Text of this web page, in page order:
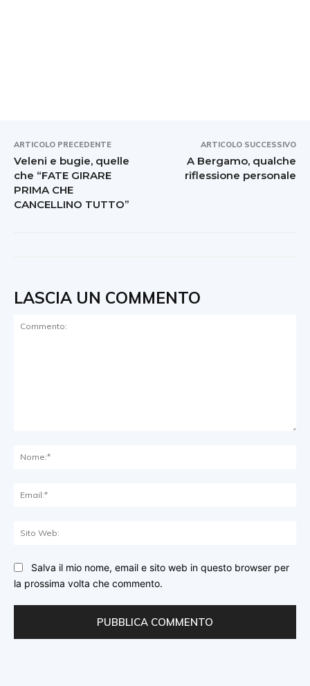
ARTICOLO PRECEDENTE
Veleni e bugie, quelle
che “FATE GIRARE
PRIMA CHE
CANCELLINO TUTTO”
ARTICOLO SUCCESSIVO
A Bergamo, qualche
riflessione personale
LASCIA UN COMMENTO
Salva il mio nome, email e sito web in questo browser per
la prossima volta che commento.